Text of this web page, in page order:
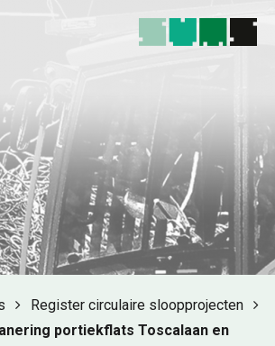
Register circulaire sloopprojecten
portiekflats Toscalaan en